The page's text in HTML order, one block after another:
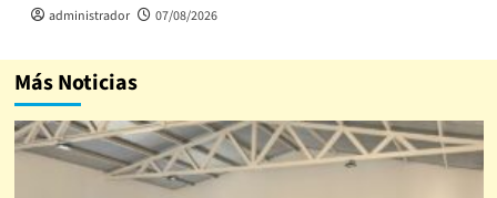
administrador 07/08/2026
Más Noticias